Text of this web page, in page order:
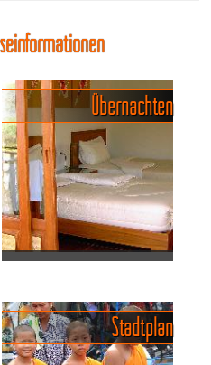
Ca. 20 Hotels sind am Ort,
und das Preisniveau ist - wir
sind auf dem Land -
Übernachten
Stadtplan